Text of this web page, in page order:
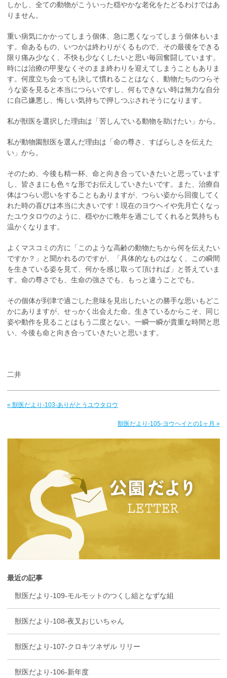
しかし、全ての動物がこういった穏やかな老化をたどるわけではあ
りません。
重い病気にかかってしまう個体、急に悪くなってしまう個体もいま
す。命あるもの、いつかは終わりがくるもので、その最後をできる
限り痛み少なく、不快も少なくしたいと思い毎回奮闘しています。
時には治療の甲斐なくそのまま終わりを迎えてしまうこともありま
す。何度立ち会っても決して慣れることはなく、動物たちのつらそ
うな姿を見ると本当につらいですし、何もできない時は無力な自分
に自己嫌悪し、悔しい気持ちで押しつぶされそうになります。
私が獣医を選択した理由は「苦しんでいる動物を助けたい」から。
私が動物園獣医を選んだ理由は「命の尊さ、すばらしさを伝えた
い」から。
そのため、今後も精一杯、命と向き合っていきたいと思っています
し、皆さまにも色々な形でお伝えしていきたいです。また、治療自
体はつらい思いをすることもありますが、つらい姿から回復してく
れた時の喜びは本当に大きいです！現在のヨウヘイや先月亡くなっ
たユウタロウのように、穏やかに晩年を過ごしてくれると気持ちも
温かくなります。
よくマスコミの方に「このような高齢の動物たちから何を伝えたい
ですか？」と聞かれるのですが、「具体的なものはなく、この瞬間
を生きている姿を見て、何かを感じ取って頂ければ」と答えていま
す。命の尊さでも、生命の強さでも、もっと違うことでも。
その個体が到津で過ごした意味を見出したいとの勝手な思いもどこ
かにありますが、せっかく出会えた命。生きているからこそ、同じ
姿や動作を見ることはもう二度とない。一瞬一瞬が貴重な時間と思
い、今後も命と向き合っていきたいと思います。
二井
« 獣医だより-103-ありがとうユウタロウ
獣医だより-105-ヨウヘイとの1ヶ月 »
最近の記事
獣医だより-109-モルモットのつくし組となずな組
獣医だより-108-夜叉おじいちゃん
獣医だより-107-クロキツネザル リリー
獣医だより-106-新年度